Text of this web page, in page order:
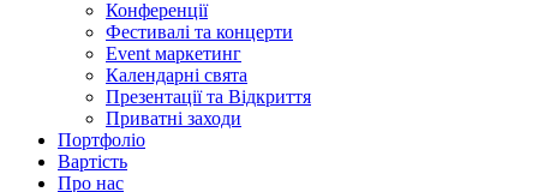
Конференції
Фестивалі та концерти
Event маркетинг
Календарні свята
Презентації та Відкриття
Приватні заходи
Портфоліо
Вартість
Про нас